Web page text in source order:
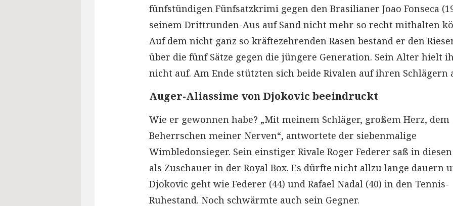
fünfstündigen Fünfsatzkrimi gegen den Brasilianer Joao Fonseca
seinem Drittrunden-Aus auf Sand nicht mehr so recht mithalten
Auf dem nicht ganz so kräftezehrenden Rasen bestand er den
über die fünf Sätze gegen die jüngere Generation. Sein Alter hielt
nicht auf. Am Ende stützten sich beide Rivalen auf ihren Schlägern
Auger-Aliassime von Djokovic beeindruckt
Wie er gewonnen habe? „Mit meinem Schläger, großem Herz, dem
Beherrschen meiner Nerven“, antwortete der siebenmalige
Wimbledonsieger. Sein einstiger Rivale Roger Federer saß in
als Zuschauer in der Royal Box. Es dürfte nicht allzu lange dauern
Djokovic geht wie Federer (44) und Rafael Nadal (40) in den Tennis-
Ruhestand. Noch schwärmte auch sein Gegner.